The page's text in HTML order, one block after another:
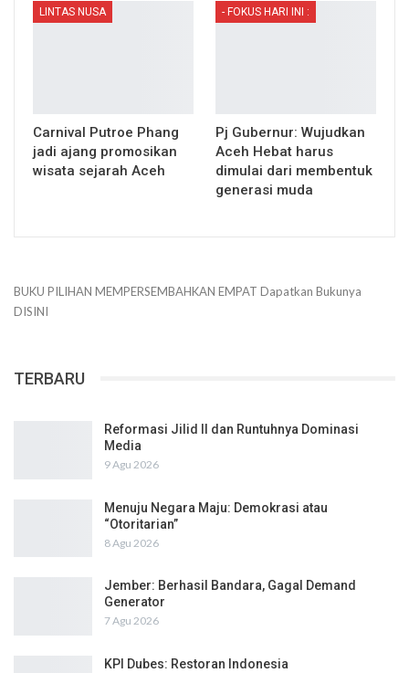
LINTAS NUSA
Carnival Putroe Phang
jadi ajang promosikan
wisata sejarah Aceh
- FOKUS HARI INI :
Pj Gubernur: Wujudkan
Aceh Hebat harus
dimulai dari membentuk
generasi muda
BUKU PILIHAN MEMPERSEMBAHKAN EMPAT Dapatkan Bukunya
DISINI
TERBARU
Reformasi Jilid II dan Runtuhnya Dominasi
Media
9 Agu 2026
Menuju Negara Maju: Demokrasi atau
“Otoritarian”
8 Agu 2026
Jember: Berhasil Bandara, Gagal Demand
Generator
7 Agu 2026
KPI Dubes: Restoran Indonesia